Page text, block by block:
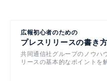
広報初心者のための
プレスリリースの書き方
共同通信社グループのノウハ
リースの基本的なポイントを